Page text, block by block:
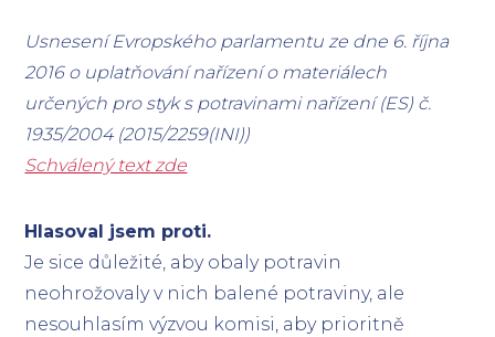
Usnesení Evropského parlamentu ze dne 6. října
2016 o uplatňování nařízení o materiálech
určených pro styk s potravinami nařízení (ES) č.
1935/2004 (2015/2259(INI))
Schválený text zde
Hlasoval jsem proti.
Je sice důležité, aby obaly potravin
neohrožovaly v nich balené potraviny, ale
nesouhlasím výzvou komisi, aby prioritně